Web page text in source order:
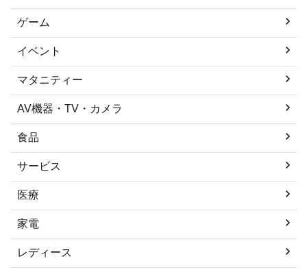
ゲーム
イベント
マタニティー
AV機器・TV・カメラ
食品
サービス
医療
家電
レディース